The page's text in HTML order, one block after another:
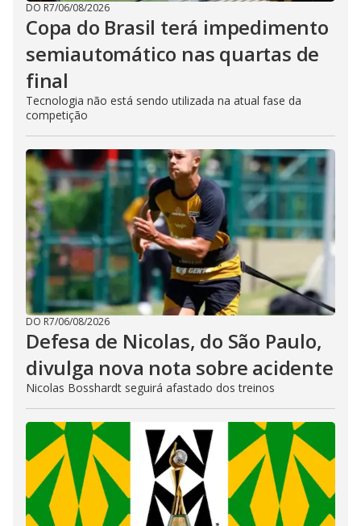
DO R7/06/08/2026
Copa do Brasil terá impedimento
semiautomático nas quartas de
final
Tecnologia não está sendo utilizada na atual fase da
competição
DO R7/06/08/2026
Defesa de Nicolas, do São Paulo,
divulga nova nota sobre acidente
Nicolas Bosshardt seguirá afastado dos treinos